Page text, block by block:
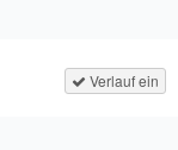
Verlauf ein